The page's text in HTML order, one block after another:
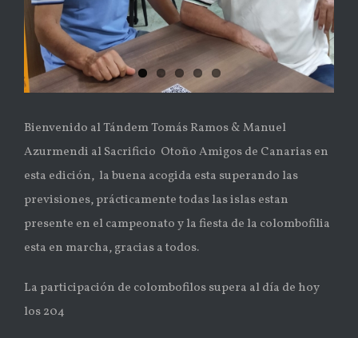
Bienvenido al Tándem Tomás Ramos & Manuel
Azurmendi al Sacrificio Otoño Amigos de Canarias en
esta edición, la buena acogida esta superando las
previsiones, prácticamente todas las islas estan
presente en el campeonato y la fiesta de la colombofilia
esta en marcha, gracias a todos.
La participación de colombofilos supera al día de hoy
los 204